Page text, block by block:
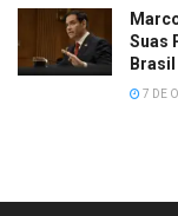
Suas
Brasil
7 DE